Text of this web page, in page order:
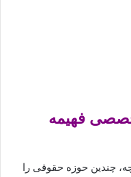
فهیمه
چندین حوزه حقوقی را